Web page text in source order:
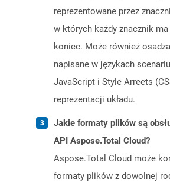
reprezentowane przez
w których każdy znacznik
koniec. Może również
napisane w językach
JavaScript i Style Arreets
reprezentacji układu.
Jakie formaty plików są
API Aspose.Total Cloud?
Aspose.Total Cloud może
formaty plików z dowolnej